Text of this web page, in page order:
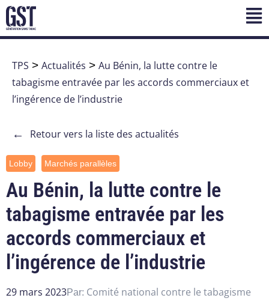
TPS > Actualités > Au Bénin, la lutte contre le
tabagisme entravée par les accords commerciaux et
l’ingérence de l’industrie
← Retour vers la liste des actualités
Lobby Marchés parallèles
Au Bénin, la lutte contre le
tabagisme entravée par les
accords commerciaux et
l’ingérence de l’industrie
29 mars 2023Par: Comité national contre le tabagisme